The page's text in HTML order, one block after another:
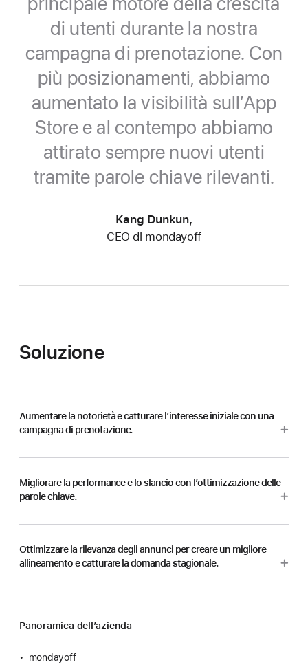
di utenti durante la nostra
campagna di prenotazione. Con
più posizionamenti, abbiamo
aumentato la visibilità sull’App
Store e al contempo abbiamo
attirato sempre nuovi utenti
tramite parole chiave rilevanti.
Kang Dunkun,
CEO di mondayoff
Soluzione
Aumentare la notorietà e catturare l’interesse iniziale con una
campagnadi prenotazione.
Migliorare la performance e lo slancio con l’ottimizzazione delle
parole chiave.
Ottimizzare la rilevanza degli annunci per creare un migliore
allineamento e catturare ladomanda stagionale.
Panoramica dell’azienda
mondayoff